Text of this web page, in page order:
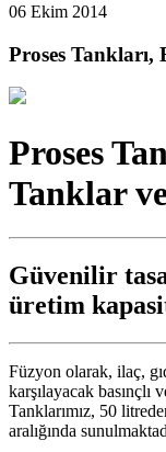
06 Ekim 2014
Proses Tankları,
Proses
Tanklar
Güvenilir
üretim
Füzyon olarak, ilaç,
karşılayacak basınçlı
Tanklarımız, 50
aralığında